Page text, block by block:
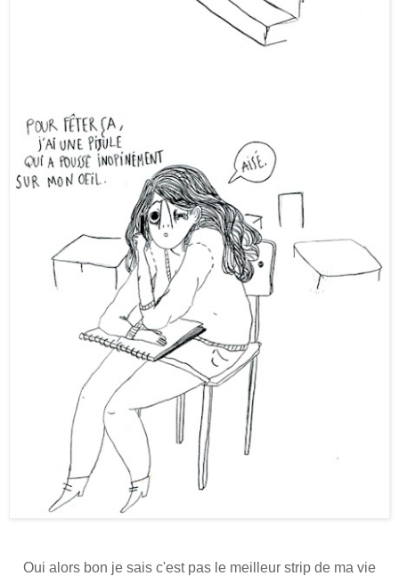
Oui alors bon je sais c'est pas le meilleur strip de ma vie